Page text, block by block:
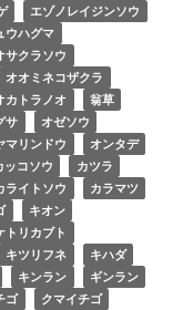
エゾノレイジンソウ
ウハグマ
サクラソウ
オオミネコザクラ
カトラノオ
翁草
サ
オゼソウ
マリンドウ
オンタデ
ッコソウ
カツラ
ライトソウ
カラマツ
キオン
トリカブト
キツリフネ
キハダ
キンラン
ギンラン
ゴ
クマイチゴ